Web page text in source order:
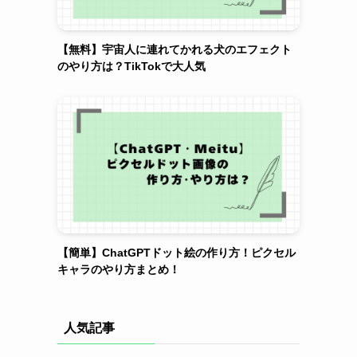
【無料】宇宙人に連れてかれる犬のエフェクト
のやり方は？TikTokで大人気
【簡単】ChatGPTドット絵の作り方！ピクセル
キャラのやり方まとめ！
人気記事